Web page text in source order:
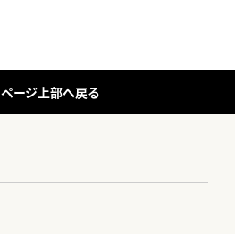
ページ上部へ戻る